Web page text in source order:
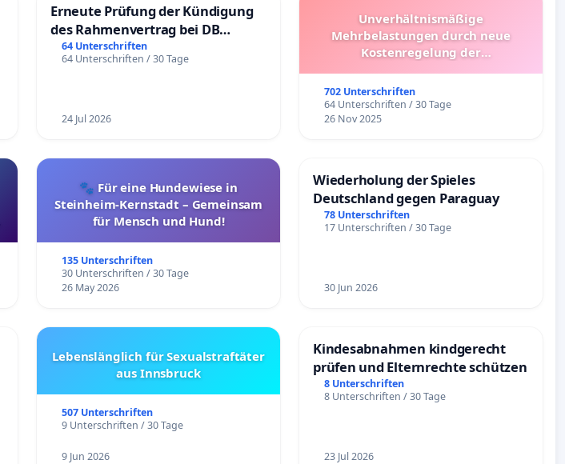
Erneute Prüfung der Kündigung
des Rahmenvertrag bei DB
Fahrwegdienste Gmbh
64 Unterschriften
64 Unterschriften / 30 Tage
24 Jul 2026
Unverhältnismäßige
Mehrbelastungen durch neue
Kostenregelung der
Überprüfung und Alternativen
702 Unterschriften
64 Unterschriften / 30 Tage
26 Nov 2025
🐾 Für eine Hundewiese in
Steinheim-Kernstadt – Gemeinsam
für Mensch und Hund!
135 Unterschriften
30 Unterschriften / 30 Tage
26 May 2026
Wiederholung der Spieles
Deutschland gegen Paraguay
78 Unterschriften
17 Unterschriften / 30 Tage
30 Jun 2026
Lebenslänglich für Sexualstraftäter
aus Innsbruck
507 Unterschriften
9 Unterschriften / 30 Tage
9 Jun 2026
Kindesabnahmen kindgerecht
prüfen und Elternrechte schützen
8 Unterschriften
8 Unterschriften / 30 Tage
23 Jul 2026